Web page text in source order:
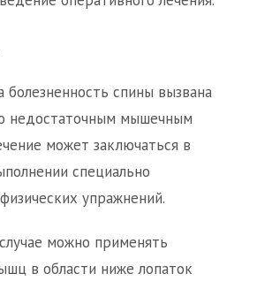
болезненность спины вызвана
недостаточным мышечным
может заключаться в
специально
упражнений.
можно применять
в области ниже лопаток